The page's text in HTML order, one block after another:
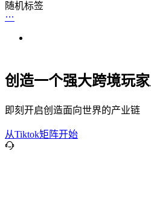
随机标签
创造一个强大跨境玩
即刻开启创造面向世界的产业链
从Tiktok矩阵开始